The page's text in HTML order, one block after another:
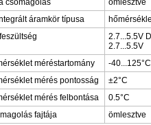
csomagolás
ömlesztve
áramkör típusa
2.7...5.5V
2.7...5.5V
méréstartomány
-40...125°C
mérés pontosság
±2°C
mérés felbontása
0.5°C
fajtája
ömlesztve